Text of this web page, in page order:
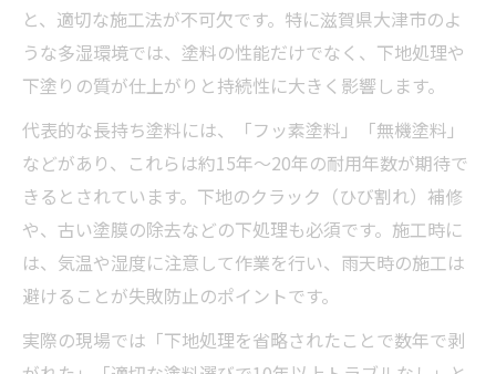
と、適切な施工法が不可欠です。特に滋賀県大津市のよ
うな多湿環境では、塗料の性能だけでなく、下地処理や
下塗りの質が仕上がりと持続性に大きく影響します。
代表的な長持ち塗料には、「フッ素塗料」「無機塗料」
などがあり、これらは約15年～20年の耐用年数が期待で
きるとされています。下地のクラック（ひび割れ）補修
や、古い塗膜の除去などの下処理も必須です。施工時に
は、気温や湿度に注意して作業を行い、雨天時の施工は
避けることが失敗防止のポイントです。
実際の現場では「下地処理を省略されたことで数年で剥